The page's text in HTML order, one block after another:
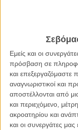
Εμείς και οι
πρόσβαση σε
και
αναγνωριστικοί και
αποστέλλονται από
και περιεχόμενο,
ακροατηρίου και
και οι συνεργάτες
σκάκι, το γλέντι, το
όνειρο σε έναν
Ποιο ήταν το αρχικό
ντοκιμαντέρ;
Κ.Α: Το αρχικό
μπαίνοντας στο
πάνω στην εμμονή
ύλη ήταν η σχέση που
θαμώνες για σειρά
γνήσιων